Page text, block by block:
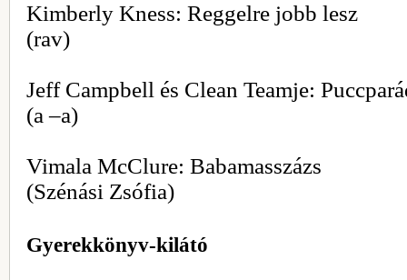
Kimberly Kness: Reggelre jobb lesz
(rav)
Jeff Campbell és Clean Teamje:
(a –a)
Vimala McClure: Babamasszázs
(Szénási Zsófia)
Gyerekkönyv-kilátó